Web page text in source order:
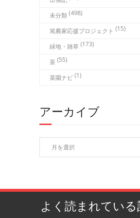
未分類 (498)
篤農家応援プロジェクト (15)
緑地・雑草 (173)
茶 (55)
菜園ナビ (1)
アーカイブ
ア
カ
よく読まれている